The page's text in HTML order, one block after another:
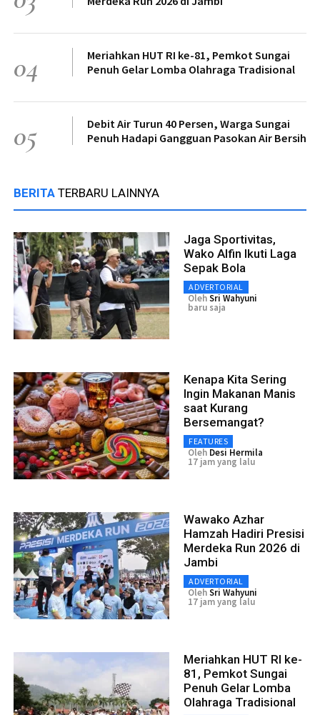
04
Meriahkan HUT RI ke-81, Pemkot Sungai
Penuh Gelar Lomba Olahraga Tradisional
05
Debit Air Turun 40 Persen, Warga Sungai
Penuh Hadapi Gangguan Pasokan Air Bersih
BERITA TERBARU LAINNYA
Jaga Sportivitas,
Wako Alfin Ikuti Laga
Sepak Bola
ADVERTORIAL
OlehSri Wahyuni
baru saja
Kenapa Kita Sering
Ingin Makanan Manis
saat Kurang
Bersemangat?
FEATURES
Oleh Desi Hermila
17 jam yang lalu
Wawako Azhar
Hamzah Hadiri Presisi
Merdeka Run 2026 di
Jambi
ADVERTORIAL
OlehSri Wahyuni
17 jam yang lalu
Meriahkan HUT RI ke-
81, Pemkot Sungai
Penuh Gelar Lomba
Olahraga Tradisional